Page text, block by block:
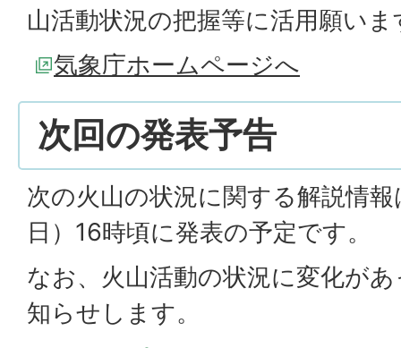
山活動状況の把握等に活用願いま
気象庁ホームページへ
次回の発表予告
次の火山の状況に関する解説情
日）16時頃に発表の予定です。
なお、火山活動の状況に変化が
知らせします。